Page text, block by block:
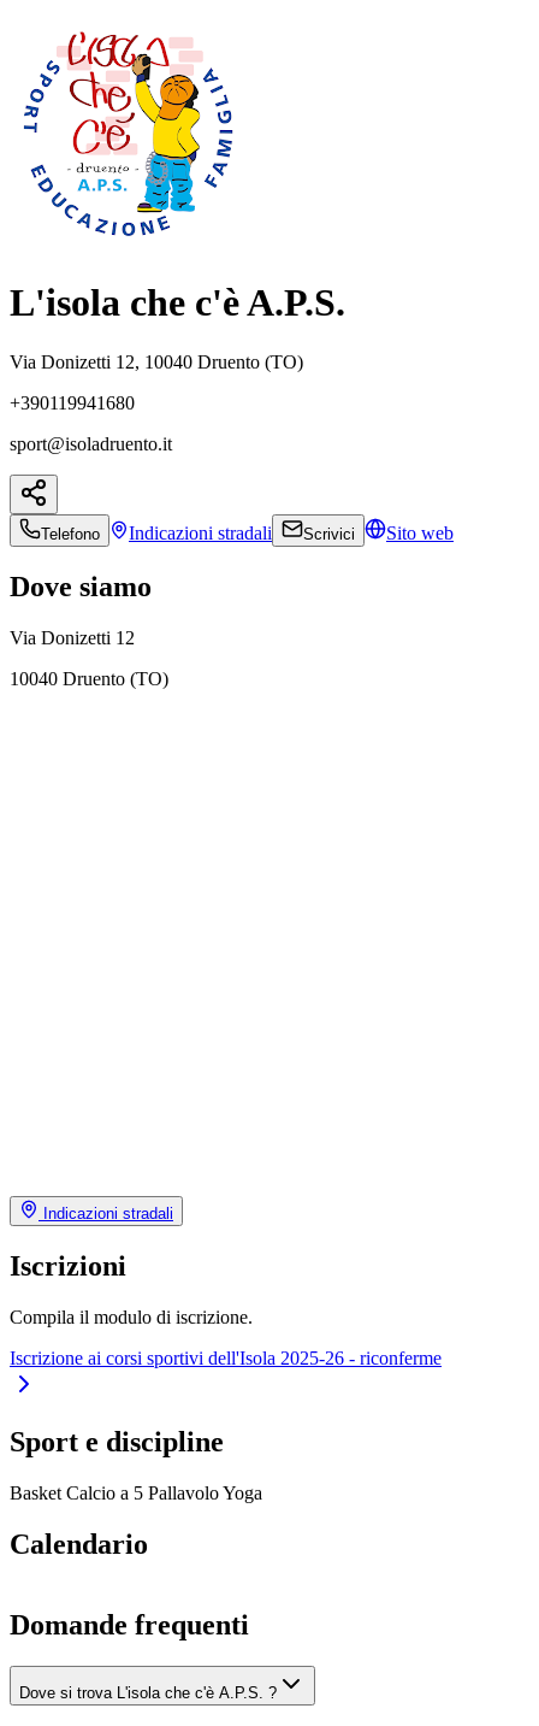
L'isola che c'è A.P.S.
Via Donizetti 12, 10040 Druento (TO)
+390119941680
sport@isoladruento.it
Telefono Indicazioni stradali Scrivici Sito web
Dove siamo
Via Donizetti 12
10040 Druento (TO)
Indicazioni stradali
Iscrizioni
Compila il modulo di iscrizione.
Iscrizione ai corsi sportivi dell'Isola 2025-26 - riconferme
Sport e discipline
Basket Calcio a 5 PallavoloYoga
Calendario
Domande frequenti
Dove si trova L'isola che c'è A.P.S. ?